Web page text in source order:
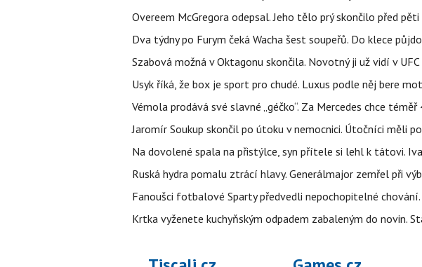
Overeem McGregora odepsal. Jeho tělo prý skončilo před
Dva týdny po Furym čeká Wacha šest soupeřů. Do klece
Szabová možná v Oktagonu skončila. Novotný ji už vidí v UFC
Usyk říká, že box je sport pro chudé. Luxus podle něj bere
Vémola prodává své slavné „géčko“. Za Mercedes chce
Jaromír Soukup skončil po útoku v nemocnici. Útočníci měli
Na dovolené spala na přistýlce, syn přítele si lehl k tátovi.
Ruská hydra pomalu ztrácí hlavy. Generálmajor zemřel při
Fanoušci fotbalové Sparty předvedli nepochopitelné
Krtka vyženete kuchyňským odpadem zabaleným do novin.